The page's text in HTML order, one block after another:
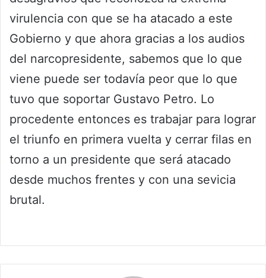
virulencia con que se ha atacado a este
Gobierno y que ahora gracias a los audios
del narcopresidente, sabemos que lo que
viene puede ser todavía peor que lo que
tuvo que soportar Gustavo Petro. Lo
procedente entonces es trabajar para lograr
el triunfo en primera vuelta y cerrar filas en
torno a un presidente que será atacado
desde muchos frentes y con una sevicia
brutal.